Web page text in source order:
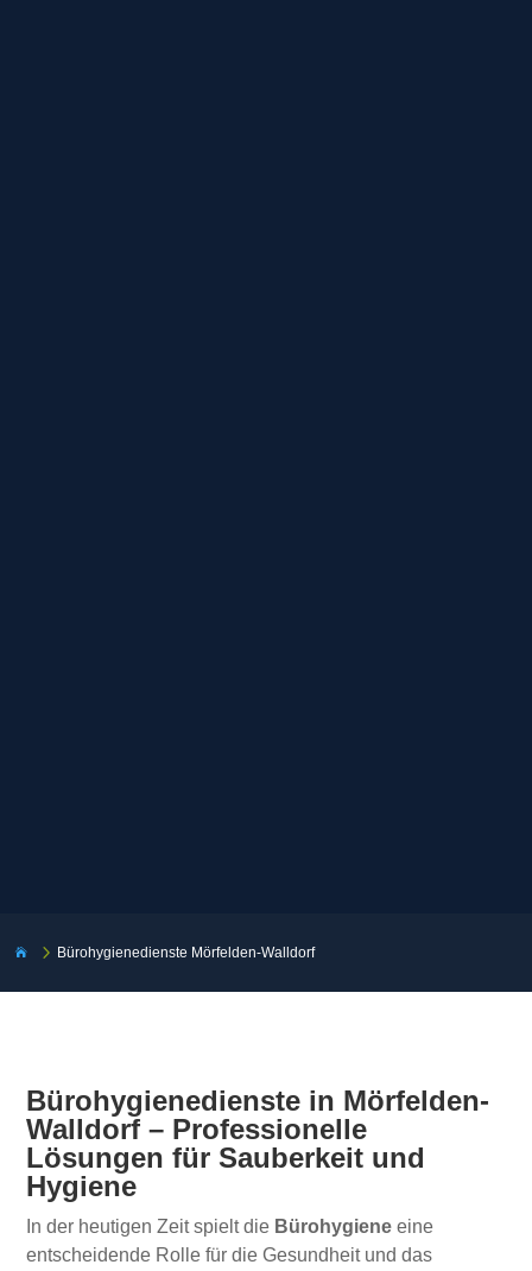
 5 Bürohygienedienste Mörfelden-Walldorf
Bürohygienedienste in Mörfelden-
Walldorf – Professionelle
Lösungen für Sauberkeit und
Hygiene
In der heutigen Zeit spielt die Bürohygiene eine
entscheidende Rolle für die Gesundheit und das